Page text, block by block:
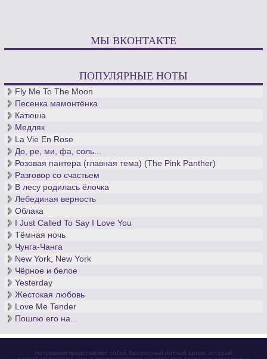
МЫ ВКОНТАКТЕ
ПОПУЛЯРНЫЕ НОТЫ
Fly Me To The Moon
Песенка мамонтёнка
Катюша
Медляк
La Vie En Rose
До, ре, ми, фа, соль...
Розовая пантера (главная тема) (The Pink Panther)
Разговор со счастьем
В лесу родилась ёлочка
Лебединая верность
Облака
I Just Called To Say I Love You
Тёмная ночь
Чунга-Чанга
New York, New York
Чёрное и белое
Yesterday
Жестокая любовь
Love Me Tender
Пошлю его на...
Нотомания представляет собой бесплатный нотный архив, который